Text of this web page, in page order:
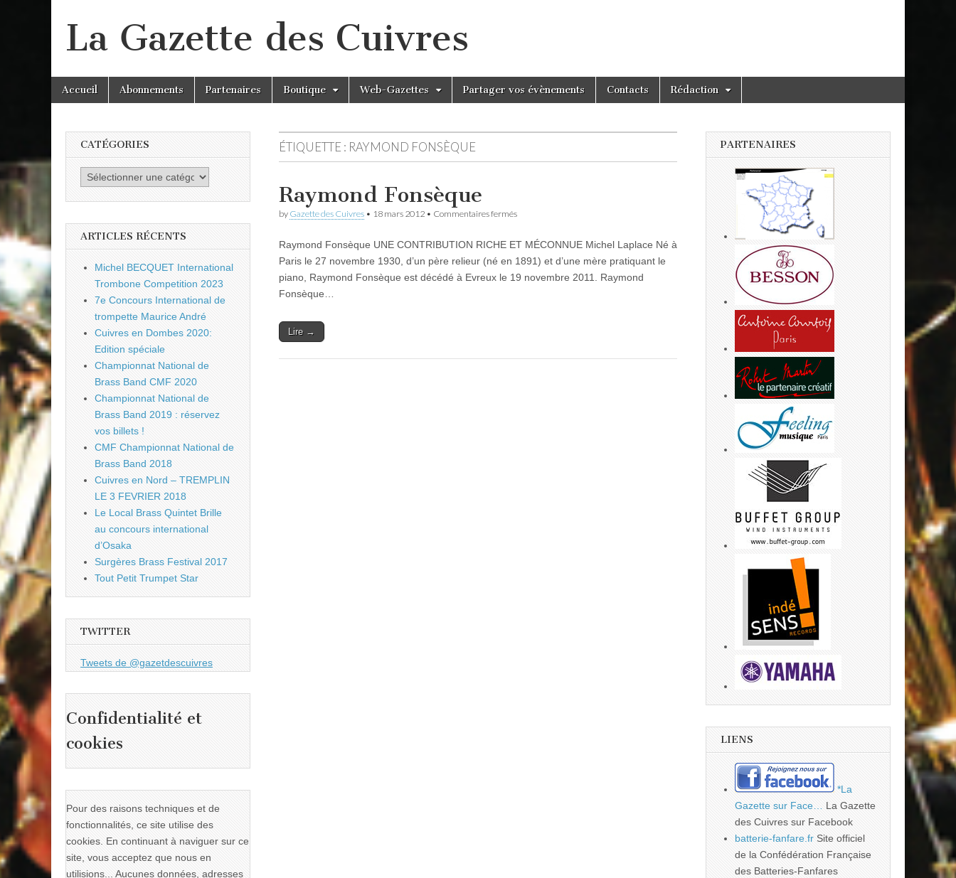
La Gazette des Cuivres
Main
menu
Skip
Accueil Abonnements Partenaires Boutique Web-Gazettes Partager vos évènements Contacts Rédaction
ÉTIQUETTE : RAYMOND FONSÈQUE
Raymond Fonsèque
by Gazette des Cuivres • 18 mars 2012 • Commentaires ferméssur
Raymond Fonsèque UNE CONTRIBUTION RICHE ET MÉCONNUE Michel Laplace Né à
Paris le 27 novembre 1930, d’un père relieur (né en 1891) et d’une mère pratiquant le
piano, Raymond Fonsèque est décédé à Evreux le 19 novembre 2011. Raymond
Fonsèque…
Lire →
CATÉGORIES
Catégories
ARTICLES RÉCENTS
Michel BECQUET International
Trombone Competition 2023
7e Concours International de
trompette Maurice André
Cuivres en Dombes 2020:
Edition spéciale
Championnat National de
Brass Band CMF 2020
Championnat National de
Brass Band 2019 : réservez
vos billets !
CMF Championnat National de
Brass Band 2018
Cuivres en Nord – TREMPLIN
LE 3 FEVRIER 2018
Le Local Brass Quintet Brille
au concours international
d’Osaka
Surgères Brass Festival 2017
Tout Petit Trumpet Star
TWITTER
Tweets de @gazetdescuivres
Confidentialité et
cookies
Pour des raisons techniques et de
fonctionnalités, ce site utilise des
cookies. En continuant à naviguer sur ce
site, vous acceptez que nous en
utilisions... Aucunes données, adresses
PARTENAIRES
LIENS
*La
Gazette sur Face…
La Gazette
des Cuivres sur Facebook
batterie-fanfare.fr Site officiel
de la Confédération Française
des Batteries-Fanfares